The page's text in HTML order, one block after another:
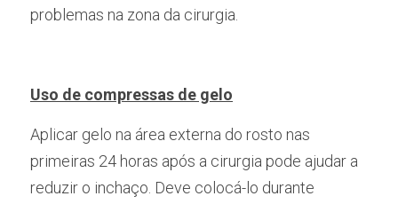
problemas na zona da cirurgia.
Uso de compressas de gelo
Aplicar gelo na área externa do rosto nas
primeiras 24 horas após a cirurgia pode ajudar a
reduzir o inchaço. Deve colocá-lo durante